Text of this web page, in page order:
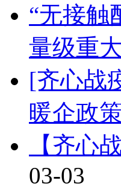
“无接触
量级重
[齐心战
暖企政
【齐心
03-03